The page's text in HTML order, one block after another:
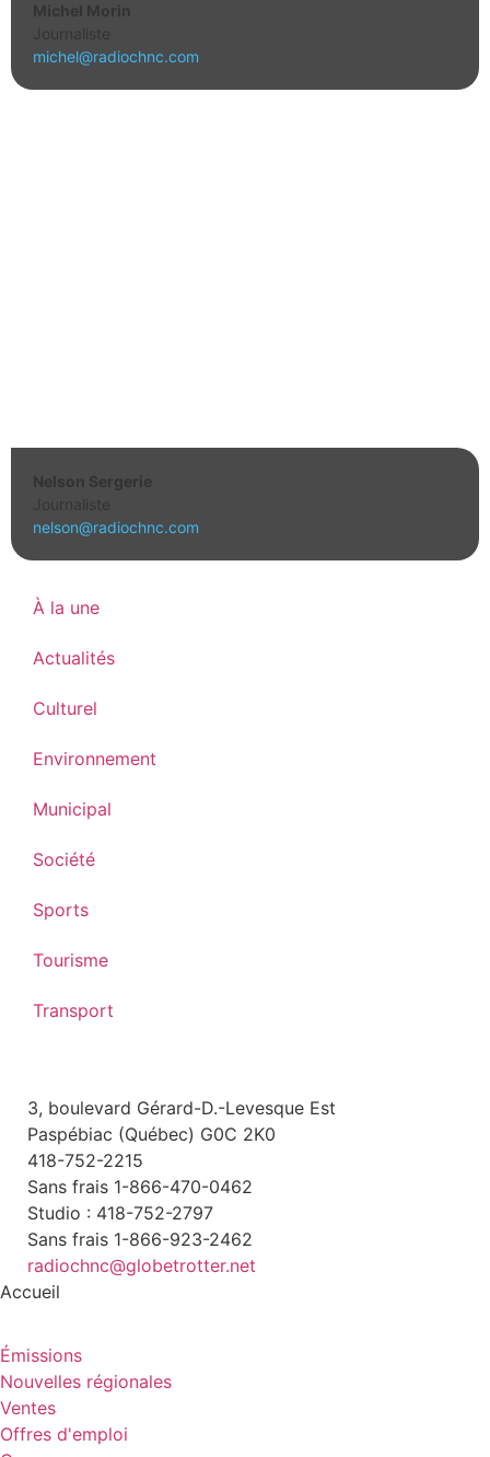
Michel Morin
Journaliste
michel@radiochnc.com
Nelson Sergerie
Journaliste
nelson@radiochnc.com
À la une
Actualités
Culturel
Environnement
Municipal
Société
Sports
Tourisme
Transport
3, boulevard Gérard-D.-Levesque Est
Paspébiac (Québec) G0C 2K0
418-752-2215
Sans frais 1-866-470-0462
Studio : 418-752-2797
Sans frais 1-866-923-2462
radiochnc@globetrotter.net
Accueil
Émissions
Nouvelles régionales
Ventes
Offres d'emploi